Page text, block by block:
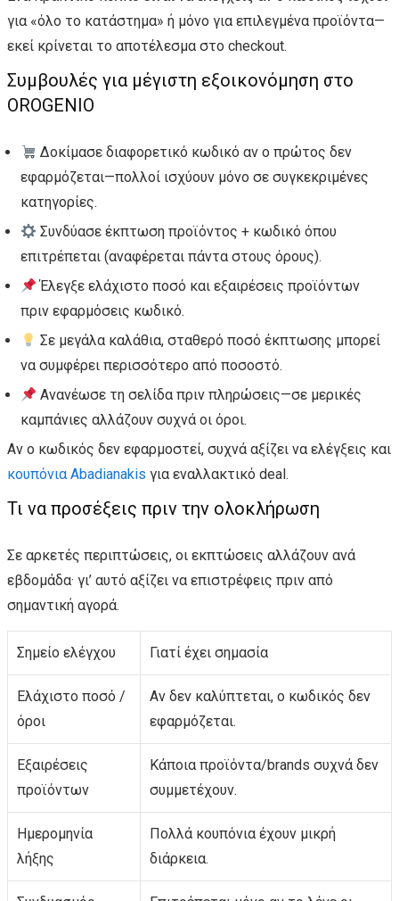
για «όλο το κατάστημα» ή μόνο για επιλεγμένα προϊόντα—
εκεί κρίνεται το αποτέλεσμα στο checkout.
Συμβουλές για μέγιστη εξοικονόμηση στο
OROGENIO
Δοκίμασε διαφορετικό κωδικό αν ο πρώτος δεν
εφαρμόζεται—πολλοί ισχύουν μόνο σε συγκεκριμένες
κατηγορίες.
Συνδύασε έκπτωση προϊόντος + κωδικό όπου
επιτρέπεται (αναφέρεται πάντα στους όρους).
Έλεγξε ελάχιστο ποσό και εξαιρέσεις προϊόντων
πριν εφαρμόσεις κωδικό.
Σε μεγάλα καλάθια, σταθερό ποσό έκπτωσης μπορεί
να συμφέρει περισσότερο από ποσοστό.
Ανανέωσε τη σελίδα πριν πληρώσεις—σε μερικές
καμπάνιες αλλάζουν συχνά οι όροι.
Αν ο κωδικός δεν εφαρμοστεί, συχνά αξίζει να ελέγξεις και
κουπόνια Abadianakis για εναλλακτικό deal.
Τι να προσέξεις πριν την ολοκλήρωση
Σε αρκετές περιπτώσεις, οι εκπτώσεις αλλάζουν ανά
εβδομάδα· γι’ αυτό αξίζει να επιστρέφεις πριν από
σημαντική αγορά.
Σημείο ελέγχου Γιατί έχει σημασία
Ελάχιστο ποσό /
όροι
Αν δεν καλύπτεται, ο κωδικός δεν
εφαρμόζεται.
Εξαιρέσεις
προϊόντων
Κάποια προϊόντα/brands συχνά δεν
συμμετέχουν.
Ημερομηνία
λήξης
Πολλά κουπόνια έχουν μικρή
διάρκεια.